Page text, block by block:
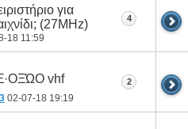
για
(27MHz)
18 11:59
4
vhf
02-07-18 19:19
2